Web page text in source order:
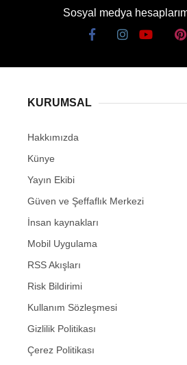
Sosyal medya
KURUMSAL
Hakkımızda
Künye
Yayın Ekibi
Güven ve Şeffaflık Merkezi
İnsan kaynakları
Mobil Uygulama
RSS Akışları
Risk Bildirimi
Kullanım Sözleşmesi
Gizlilik Politikası
Çerez Politikası